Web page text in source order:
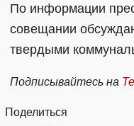
По информации
совещании
твердыми
Подписывайтесь на
Поделиться